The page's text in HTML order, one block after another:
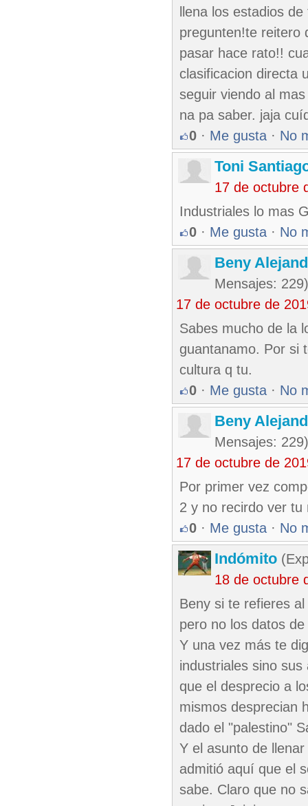
llena los estadios
pregunten!te reitero
pasar hace rato!!
clasificacion directa
seguir viendo al
na pa saber. jaja
0 · Me gusta · No
Toni
17 de octubre
Industriales lo mas
0 · Me gusta · No
Beny
Mensajes: 229)
17 de octubre de
Sabes mucho de la
guantanamo. Por si
cultura q tu.
0 · Me gusta · No
Beny
Mensajes: 229)
17 de octubre de
Por primer vez
2 y no recirdo ver tu
0 · Me gusta · No
Indómito
18 de octubre
Beny si te refieres
pero no los datos
Y una vez más te
industriales sino
que el desprecio a
mismos desprecian
dado el "palestino"
Y el asunto de
admitió aquí que el
sabe. Claro que no